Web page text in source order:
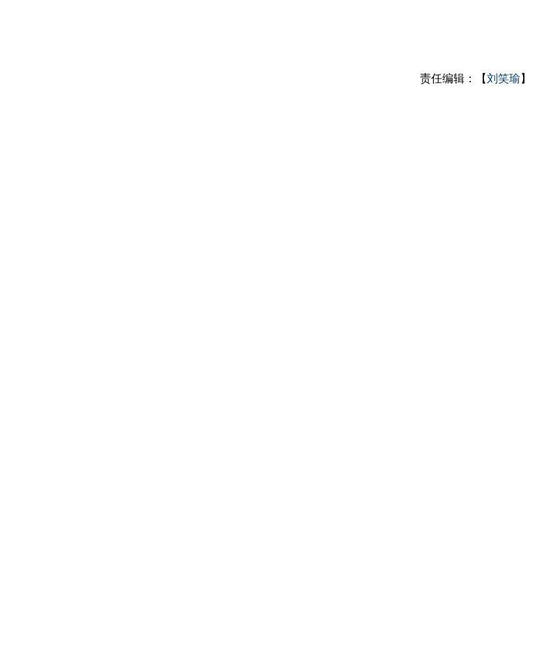
责任编辑：【刘笑瑜 】